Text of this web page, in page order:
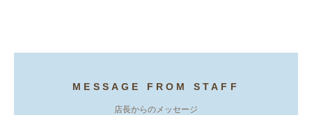
MESSAGE FROM STAFF
店長からのメッセージ